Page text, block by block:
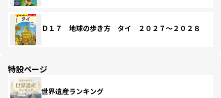
Ｄ１７ 地球の歩き方 タイ ２０２７～２０２８
特設ページ
世界遺産ランキング